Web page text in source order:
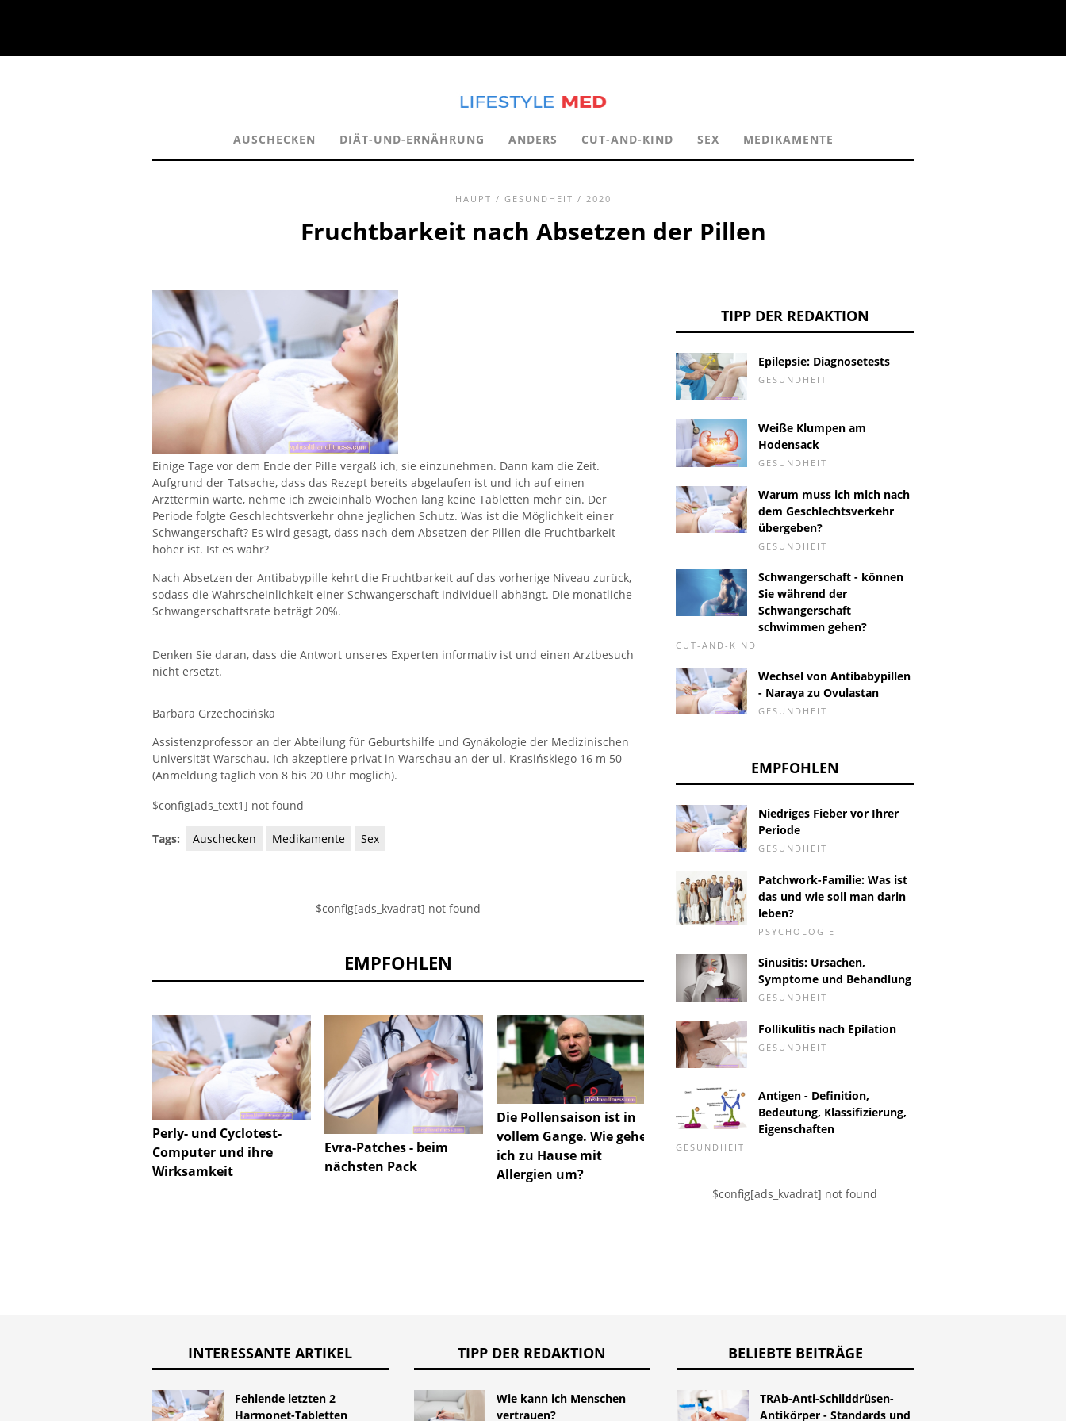
AUSCHECKEN DIÄT-UND-ERNÄHRUNG ANDERS CUT-AND-KIND SEX MEDIKAMENTE
HAUPT / GESUNDHEIT / 2020
Fruchtbarkeit nach Absetzen der Pillen
Einige Tage vor dem Ende der Pille vergaß ich, sie einzunehmen. Dann kam die Zeit.
Aufgrund der Tatsache, dass das Rezept bereits abgelaufen ist und ich auf einen
Arzttermin warte, nehme ich zweieinhalb Wochen lang keine Tabletten mehr ein. Der
Periode folgte Geschlechtsverkehr ohne jeglichen Schutz. Was ist die Möglichkeit einer
Schwangerschaft? Es wird gesagt, dass nach dem Absetzen der Pillen die Fruchtbarkeit
höher ist. Ist es wahr?
Nach Absetzen der Antibabypille kehrt die Fruchtbarkeit auf das vorherige Niveau zurück,
sodass die Wahrscheinlichkeit einer Schwangerschaft individuell abhängt. Die monatliche
Schwangerschaftsrate beträgt 20%.
Denken Sie daran, dass die Antwort unseres Experten informativ ist und einen Arztbesuch
nicht ersetzt.
Barbara Grzechocińska
Assistenzprofessor an der Abteilung für Geburtshilfe und Gynäkologie der Medizinischen
Universität Warschau. Ich akzeptiere privat in Warschau an der ul. Krasińskiego 16 m 50
(Anmeldung täglich von 8 bis 20 Uhr möglich).
$config[ads_text1] not found
Tags: Auschecken Medikamente Sex
$config[ads_kvadrat] not found
EMPFOHLEN
Perly- und Cyclotest-
Computer und ihre
Wirksamkeit
Evra-Patches - beim
nächsten Pack
Die Pollensaison ist in
vollem Gange. Wie gehe
ich zu Hause mit
Allergien um?
Papps Test. Was
bedeutet Trisomie 21
risikoadjustiertes Risiko
TIPP DER REDAKTION
Epilepsie: Diagnosetests
GESUNDHEIT
Weiße Klumpen am
Hodensack
GESUNDHEIT
Warum muss ich mich nach
dem Geschlechtsverkehr
übergeben?
GESUNDHEIT
Schwangerschaft - können
Sie während der
Schwangerschaft
schwimmen gehen?
CUT-AND-KIND
Wechsel von Antibabypillen
- Naraya zu Ovulastan
GESUNDHEIT
EMPFOHLEN
Niedriges Fieber vor Ihrer
Periode
GESUNDHEIT
Patchwork-Familie: Was ist
das und wie soll man darin
leben?
PSYCHOLOGIE
Sinusitis: Ursachen,
Symptome und Behandlung
GESUNDHEIT
Follikulitis nach Epilation
GESUNDHEIT
Antigen - Definition,
Bedeutung, Klassifizierung,
Eigenschaften
GESUNDHEIT
$config[ads_kvadrat] not found
INTERESSANTE ARTIKEL
Fehlende letzten 2
Harmonet-Tabletten
TIPP DER REDAKTION
Wie kann ich Menschen
vertrauen?
BELIEBTE BEITRÄGE
TRAb-Anti-Schilddrüsen-
Antikörper - Standards und